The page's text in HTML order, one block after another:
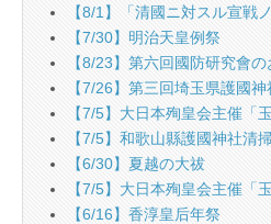
【8/1】「清國ニ対スル宣戦
【7/30】明治天皇例祭
【8/23】第六回國防研究會
【7/26】第三回埼玉県護國
【7/5】大日本殉皇会主催「
【7/5】和歌山縣護國神社清
【6/30】夏越の大祓
【7/5】大日本殉皇会主催「
【6/16】香淳皇后年祭